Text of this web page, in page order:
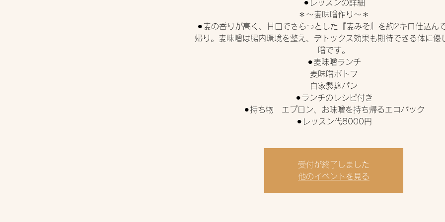
⚫︎レッスンの詳細
＊〜麦味噌作り〜＊
⚫︎麦の香りが高く、甘口でさらっとした『麦みそ』を約2キロ仕込ん
帰り。麦味噌は腸内環境を整え、デトックス効果も期待できる体に優
噌です。
⚫︎麦味噌ランチ
麦味噌ポトフ
自家製麹パン
⚫︎ランチのレシピ付き
⚫︎持ち物 エプロン、お味噌を持ち帰るエコバック
受付が終了しました
他のイベントを見る